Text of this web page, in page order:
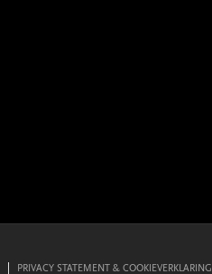
PRIVACY STATEMENT & COOKIEVERKLARING